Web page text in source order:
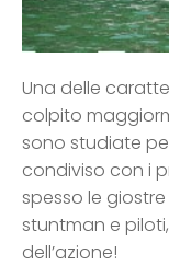
Una delle
colpito
sono studiate
condiviso con i
spesso le
stuntman e
dell’azione!